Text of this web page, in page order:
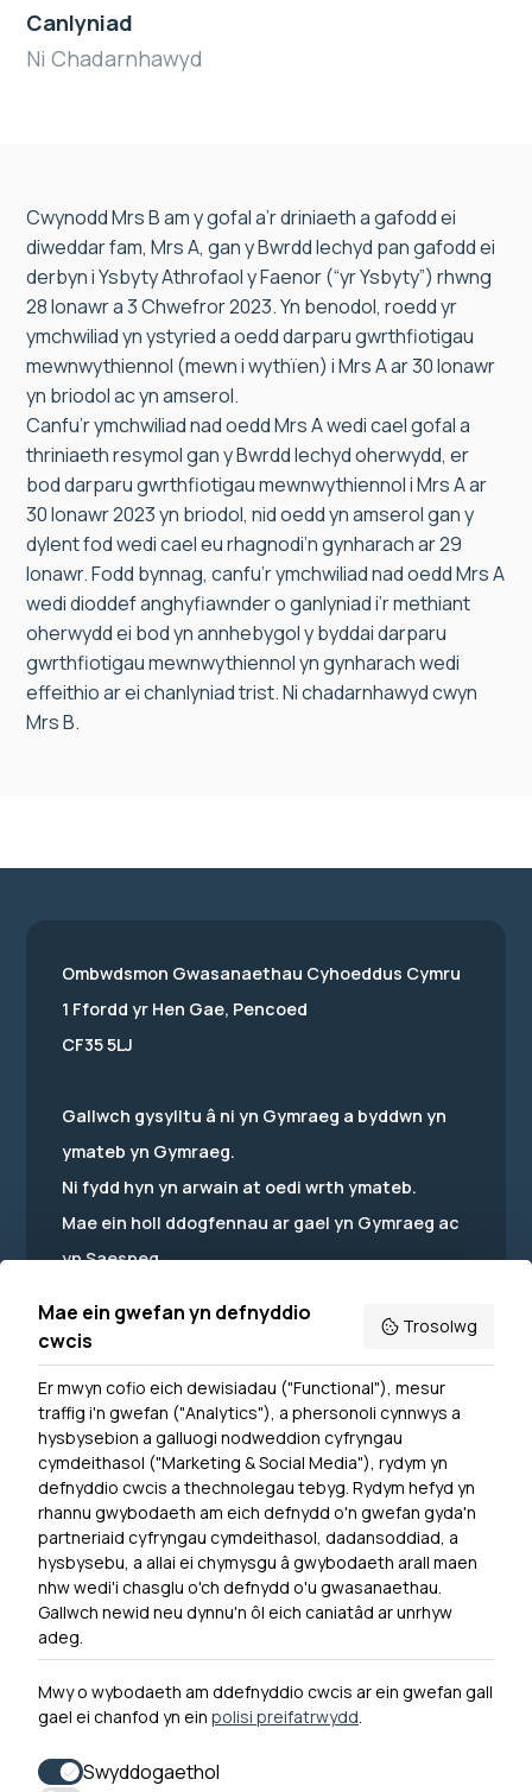
Canlyniad
Ni Chadarnhawyd
Cwynodd Mrs B am y gofal a’r driniaeth a gafodd ei
diweddar fam, Mrs A, gan y Bwrdd Iechyd pan gafodd ei
derbyn i Ysbyty Athrofaol y Faenor (“yr Ysbyty”) rhwng
28 Ionawr a 3 Chwefror 2023. Yn benodol, roedd yr
ymchwiliad yn ystyried a oedd darparu gwrthfiotigau
mewnwythiennol (mewn i wythïen) i Mrs A ar 30 Ionawr
yn briodol ac yn amserol.
Canfu’r ymchwiliad nad oedd Mrs A wedi cael gofal a
thriniaeth resymol gan y Bwrdd Iechyd oherwydd, er
bod darparu gwrthfiotigau mewnwythiennol i Mrs A ar
30 Ionawr 2023 yn briodol, nid oedd yn amserol gan y
dylent fod wedi cael eu rhagnodi’n gynharach ar 29
Ionawr. Fodd bynnag, canfu’r ymchwiliad nad oedd Mrs A
wedi dioddef anghyfiawnder o ganlyniad i’r methiant
oherwydd ei bod yn annhebygol y byddai darparu
gwrthfiotigau mewnwythiennol yn gynharach wedi
effeithio ar ei chanlyniad trist. Ni chadarnhawyd cwyn
Mrs B.
Dewislen Troedyn
Newyddion
Ymuno â ni
Hygyrchedd
Hysbysiad Preifatrwydd
Cysylltu â ni
0300 790 0203 Mae ein llinell ffôn ar agor rhwng 10yb-
4yp Dydd Llun - Dydd Gwener
Ombwdsmon Gwasanaethau Cyhoeddus Cymru
1 Ffordd yr Hen Gae, Pencoed
CF35 5LJ
Gallwch gysylltu â ni yn Gymraeg a byddwn yn
ymateb yn Gymraeg.
Ni fydd hyn yn arwain at oedi wrth ymateb.
Mae ein holl ddogfennau ar gael yn Gymraeg ac
yn Saesneg.
Powered by Translate
Mae ein gwefan yn defnyddio
cwcis
Trosolwg
Er mwyn cofio eich dewisiadau ("Functional"), mesur
traffig i'n gwefan ("Analytics"), a phersonoli cynnwys a
hysbysebion a galluogi nodweddion cyfryngau
cymdeithasol ("Marketing & Social Media"), rydym yn
defnyddio cwcis a thechnolegau tebyg. Rydym hefyd yn
rhannu gwybodaeth am eich defnydd o'n gwefan gyda'n
partneriaid cyfryngau cymdeithasol, dadansoddiad, a
hysbysebu, a allai ei chymysgu â gwybodaeth arall maen
nhw wedi'i chasglu o'ch defnydd o'u gwasanaethau.
Gallwch newid neu dynnu'n ôl eich caniatâd ar unrhyw
adeg.
Mwy o wybodaeth am ddefnyddio cwcis ar ein gwefan gall
gael ei chanfod yn ein polisi preifatrwydd.
Swyddogaethol